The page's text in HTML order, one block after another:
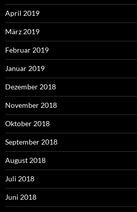
April 2019
März 2019
Februar 2019
Januar 2019
Dezember 2018
November 2018
Oktober 2018
September 2018
August 2018
Juli 2018
Juni 2018